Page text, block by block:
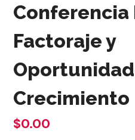
Factoraje y
Crecimiento
$0.00